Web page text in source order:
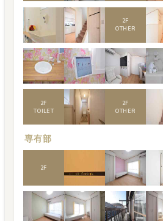
2F
OTHER
2F
TOILET
2F
OTHER
専有部
2F